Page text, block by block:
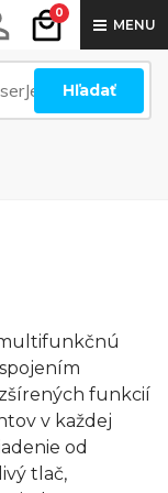
0
MENU
Hľadať
funkcií
v každej
od
tlač,